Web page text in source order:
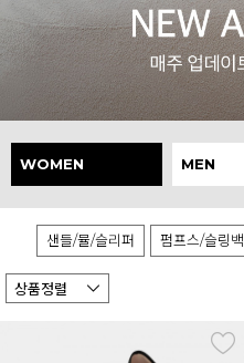
WOMEN MEN
샌들/뮬/슬리퍼 펌프스/슬링백